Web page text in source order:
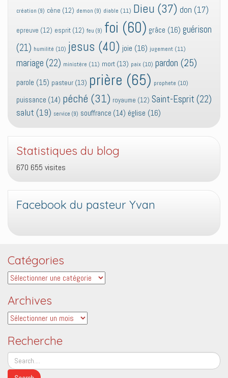
création (9) cène (12) demon (9) diable (11) Dieu (37) don (17)
epreuve (12) esprit (12) feu (9) foi (60) grâce (16) guérison
(21) humilité (10) jesus (40) joie (16) jugement (11)
mariage (22) ministère (11) mort (13) paix (10) pardon (25)
parole (15) pasteur (13) prière (65) prophete (10)
puissance (14) péché (31) royaume (12) Saint-Esprit (22)
salut (19) service (9) souffrance (14) église (16)
Statistiques du blog
670 655 visites
Facebook du pasteur Yvan
Catégories
Catégories
Archives
Archives
Recherche